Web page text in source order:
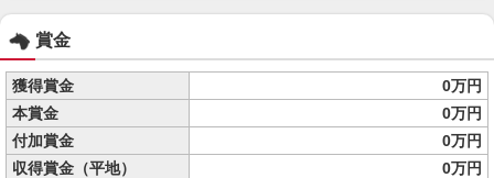
賞金
獲得賞金
0万円
本賞金
0万円
付加賞金
0万円
収得賞金（平地）
0万円